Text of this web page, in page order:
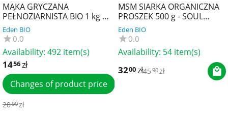
MĄKA GRYCZANA
PEŁNOZIARNISTA BIO 1 kg -
BIO PLANET
Eden BIO
0.0
Availability: 492 item(s)
1456zł
Changes of product price
2090zł
MSM SIARKA ORGANICZNA
PROSZEK 500 g - SOUL
FARM
Eden BIO
0.0
Availability: 54 item(s)
3200zł4590zł